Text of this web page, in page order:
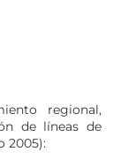
regional,
de líneas de
2005):